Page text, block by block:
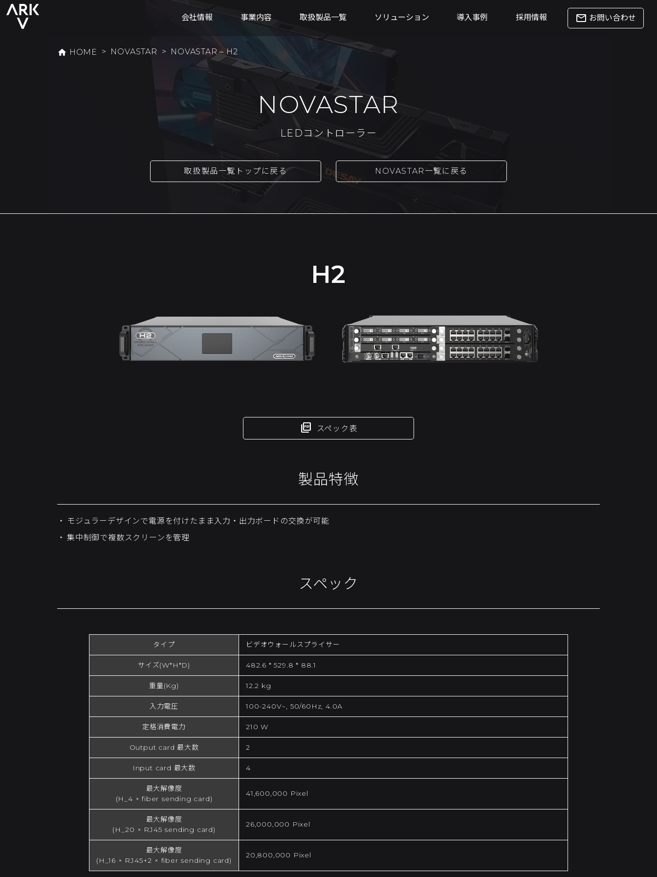
会社情報 事業内容 取扱製品一覧 ソリューション 導入事例 採用情報 mail_outline お問い合わせ
home HOME > NOVASTAR > NOVASTAR – H2
NOVASTAR
LEDコントローラー
取扱製品一覧トップに戻る NOVASTAR一覧に戻る
H2
picture_as_pdf スペック表
製品特徴
モジュラーデザインで電源を付けたまま入力・出力ボードの交換が可能
集中制御で複数スクリーンを管理
スペック
タイプ ビデオウォールスプライサー
サイズ(W*H*D) 482.6 * 529.8 * 88.1
重量(Kg) 12.2 kg
入力電圧 100-240V~, 50/60Hz, 4.0A
定格消費電力 210 W
Output card 最大数 2
Input card 最大数 4
最大解像度
(H_4 × fiber sending card)
41,600,000 Pixel
最大解像度
(H_20 × RJ45 sending card)
26,000,000 Pixel
最大解像度
(H_16 × RJ45+2 × fiber sending card)
20,800,000 Pixel